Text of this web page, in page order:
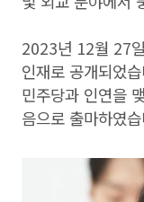
2023년 12월 27
인재로 공개되었
민주당과 인연을
음으로 출마하였